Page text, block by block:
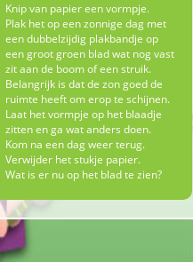
Knip van papier een vormpje.
Plak het op een zonnige dag met
een dubbelzijdig plakbandje op
een groot groen blad wat nog vast
zit aan de boom of een struik.
Belangrijk is dat de zon goed de
ruimte heeft om erop te schijnen.
Laat het vormpje op het blaadje
zitten en ga wat anders doen.
Kom na een dag weer terug.
Verwijder het stukje papier.
Wat is er nu op het blad te zien?